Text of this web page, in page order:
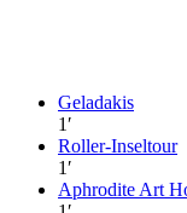
Geladakis
1′
Roller-Inseltour
1′
Aphrodite Art